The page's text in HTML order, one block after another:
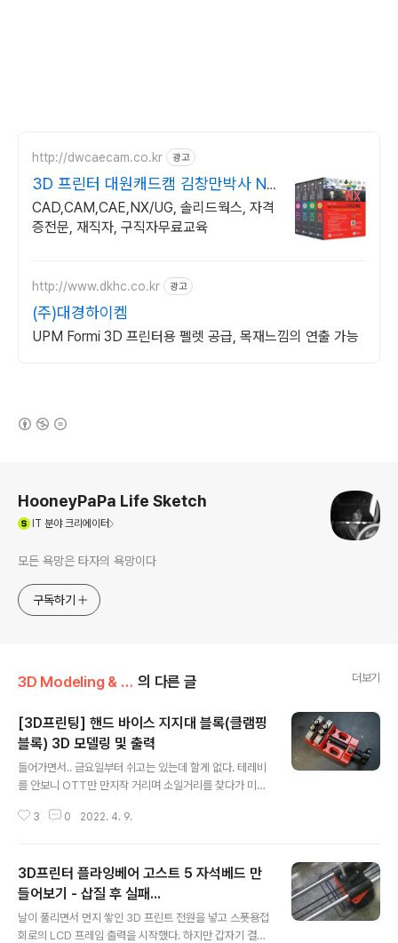
http://dwcaecam.co.kr 광고
3D 프린터 대원캐드캠 김창만박사 NX
총4권출판
CAD,CAM,CAE,NX/UG, 솔리드웍스, 자격
증전문, 재직자, 구직자무료교육
http://www.dkhc.co.kr 광고
(주)대경하이켐
UPM Formi 3D 프린터용 펠렛 공급, 목재느낌의 연출 가능
HooneyPaPa Life Sketch
IT 분야 크리에이터
모든 욕망은 타자의 욕망이다
구독하기
3D Modeling & Printing 의 다른 글 더보기
[3D프린팅] 핸드 바이스 지지대 블록(클램핑
블록) 3D 모델링 및 출력
들어가면서.. 금요일부터 쉬고는 있는데 할게 없다. 테레비
를 안보니 OTT만 만지작 거리며 소일거리를 찾다가 미니
적 작은 공예품같은 걸 가공하는 용도인데 스폿회로 제작
Repair Tool Woodworking - Vise - AliExpress S
marter Shopping, Better Living! Aliexpress.com
www.aliexpress.com 1.65US $ 38% OFF|Clamp
Table Bench Vise Tool | Jewelry Clamp Table B
3 0 2022. 4. 9.
3D프린터 플라잉베어 고스트 5 자석베드 만
들어보기 - 삽질 후 실패...
날이 풀리면서 먼지 쌓인 3D 프린트 전원을 넣고 스폿용접
회로의 LCD 프레임 출력을 시작했다. 하지만 갑자기 결과